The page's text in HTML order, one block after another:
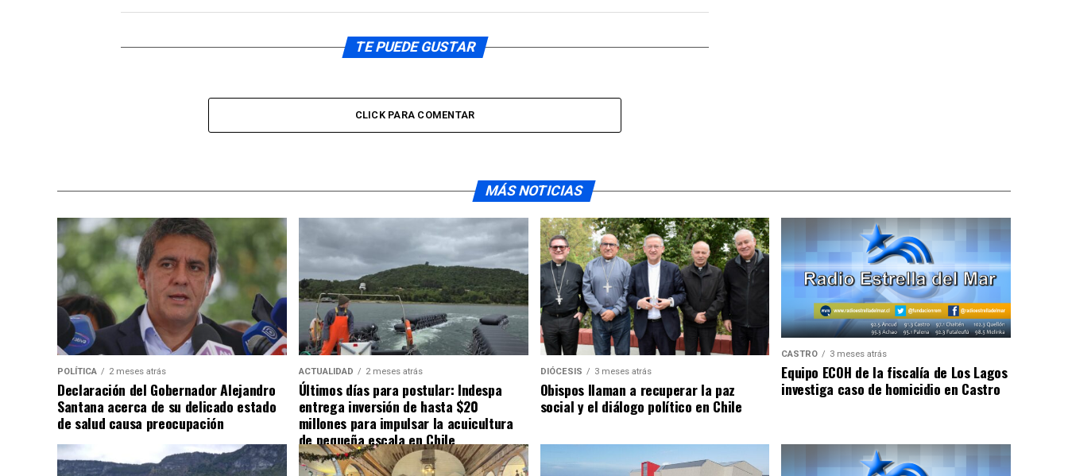
TE PUEDE GUSTAR
CLICK PARA COMENTAR
MÁS NOTICIAS
POLÍTICA 2 meses atrás
Declaración del Gobernador Alejandro
Santana acerca de su delicado estado
de salud causa preocupación
ACTUALIDAD 2 meses atrás
Últimos días para postular: Indespa
entrega inversión de hasta $20
millones para impulsar la acuicultura
de pequeña escala en Chile
DIÓCESIS 3 meses atrás
Obispos llaman a recuperar la paz
social y el diálogo político en Chile
CASTRO 3 meses atrás
Equipo ECOH de la fiscalía de Los Lagos
investiga caso de homicidio en Castro